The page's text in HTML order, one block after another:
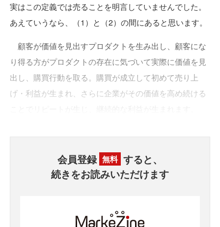
実はこの定義では売ることを明言していませんでした。
あえていうなら、（1）と（2）の間にあると思います。
顧客が価値を見出すプロダクトを生み出し、顧客にな
り得る方がプロダクトの存在に気づいて実際に価値を見
出し、購買行動を取る。購買が成立して初めて売り上
げ・利益が生まれ、さらに企業がその価値を高め続ける
会員登録 無料 すると、
続きをお読みいただけます